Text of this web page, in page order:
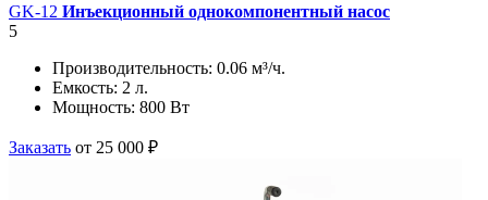
GK-12 Инъекционный однокомпонентный насос
5
Производительность: 0.06 м³/ч.
Емкость: 2 л.
Мощность: 800 Вт
Заказать от 25 000 ₽